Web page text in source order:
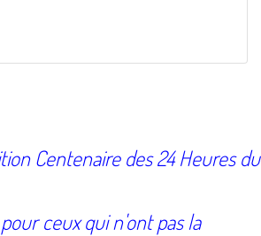
Centenaire des 24 Heures du
ceux qui n'ont pas la